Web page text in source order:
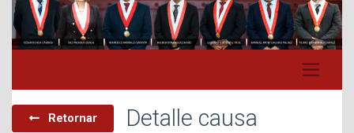
Previous Next
Retornar Detalle causa